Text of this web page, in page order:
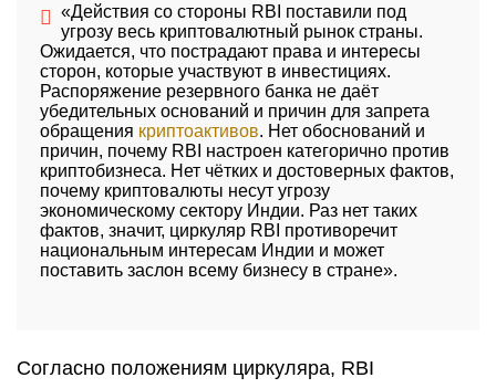
«Действия со стороны RBI поставили под
угрозу весь криптовалютный рынок страны.
Ожидается, что пострадают права и интересы
сторон, которые участвуют в инвестициях.
Распоряжение резервного банка не даёт
убедительных оснований и причин для запрета
обращения криптоактивов. Нет обоснований и
причин, почему RBI настроен категорично против
криптобизнеса. Нет чётких и достоверных фактов,
почему криптовалюты несут угрозу
экономическому сектору Индии. Раз нет таких
фактов, значит, циркуляр RBI противоречит
национальным интересам Индии и может
поставить заслон всему бизнесу в стране».
Согласно положениям циркуляра, RBI